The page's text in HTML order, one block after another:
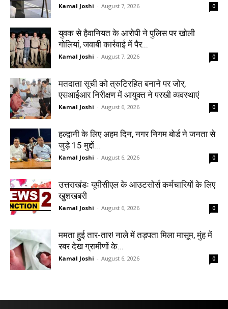
Kamal Joshi - August 7, 2026 0
युवक से हैवानियत के आरोपी ने पुलिस पर खोली
गोलियां, जवाबी कार्रवाई में पैर...
Kamal Joshi - August 7, 2026 0
मतदाता सूची को त्रुटिरहित बनाने पर जोर,
एसआईआर निरीक्षण में आयुक्त ने परखी व्यवस्थाएं
Kamal Joshi - August 6, 2026 0
हल्द्वानी के लिए अहम दिन, नगर निगम बोर्ड ने जनता से
जुड़े 15 मुद्दों...
Kamal Joshi - August 6, 2026 0
उत्तराखंडः यूपीसीएल के आउटसोर्स कर्मचारियों के लिए
खुशखबरी
Kamal Joshi - August 6, 2026 0
ममता हुई तार-तार! नाले में तड़पता मिला मासूम, मुंह में
रबर देख ग्रामीणों के...
Kamal Joshi - August 6, 2026 0